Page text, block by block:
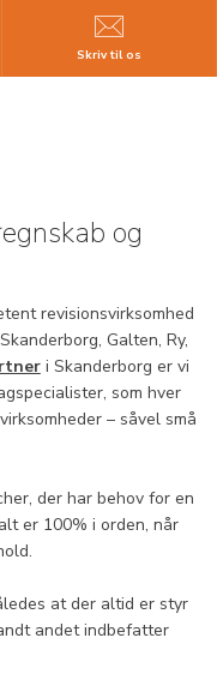
Skriv til os
og
revisionsvirksomhed
Galten, Ry,
i Skanderborg er vi
som hver
– såvel små
der har behov for en
er 100% i orden, når
at der altid er styr
andet indbefatter